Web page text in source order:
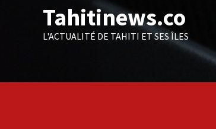
Tahitinews.co
L'ACTUALITÉ DE TAHITI ET SES ÎLES